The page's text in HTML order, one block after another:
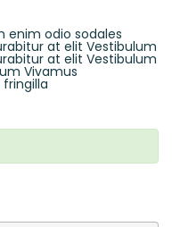
enim odio sodales
at elit Vestibulum
at elit Vestibulum
Vivamus